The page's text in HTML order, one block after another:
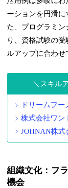
ーションを円滑に
た、プログラミ
り、資格試験の
ルアップに合わせ
スキル
ドリームフー
株式会社ワン
JOHNAN株式
組織文化：フ
機会